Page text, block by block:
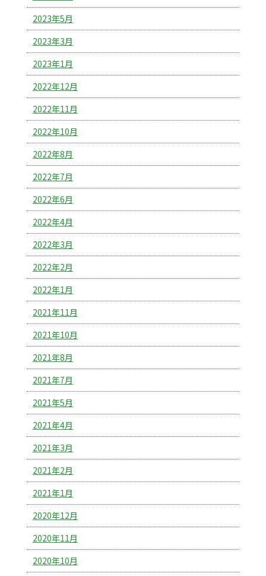
2023年5月
2023年3月
2023年1月
2022年12月
2022年11月
2022年10月
2022年8月
2022年7月
2022年6月
2022年4月
2022年3月
2022年2月
2022年1月
2021年11月
2021年10月
2021年8月
2021年7月
2021年5月
2021年4月
2021年3月
2021年2月
2021年1月
2020年12月
2020年11月
2020年10月